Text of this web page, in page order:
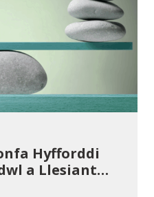
Hyfforddi
a Llesiant
y Gymuned